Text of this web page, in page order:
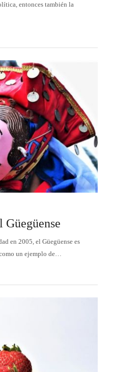
entonces también la
en 2005, el Güegüense es
un ejemplo de…